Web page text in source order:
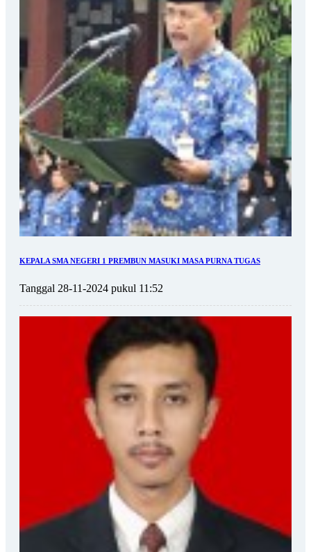
KEPALA SMA NEGERI 1 PREMBUN MASUKI MASA PURNA TUGAS
Tanggal 28-11-2024 pukul 11:52